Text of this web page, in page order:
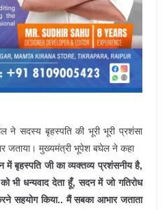
सदस्य बृहस्पति की भूरी भूरी प्रशंसा
जताया। मुख्यमंत्री भूपेश बघेल ने कहा
बृहस्पति जी का व्यक्तव्य प्रशंसनीय है,
भी धन्यवाद देता हूँ, सदन में जो गतिरोध
सहयोग किया.. मैं सबका आभार जताता